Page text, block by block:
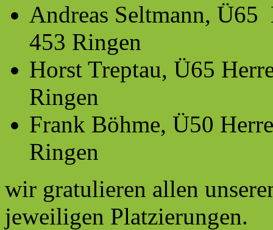
Andreas Seltmann,
453 Ringen
Horst Treptau, Ü65
Ringen
Frank Böhme, Ü50
Ringen
wir gratulieren allen
jeweiligen Platzierungen.